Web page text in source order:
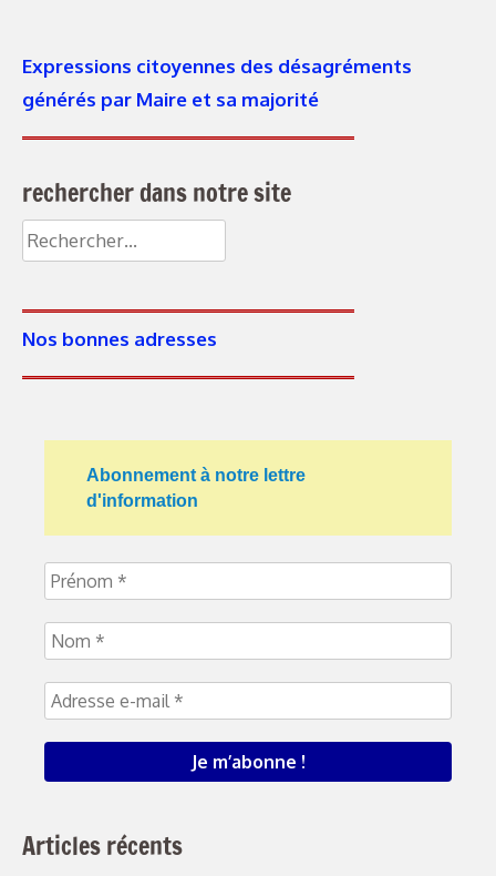
Expressions citoyennes des désagréments
générés par Maire et sa majorité
rechercher dans notre site
Nos bonnes adresses
Abonnement à notre lettre
d'information
Articles récents